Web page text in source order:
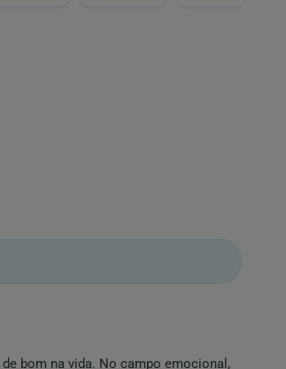
bom na vida. No campo emocional,